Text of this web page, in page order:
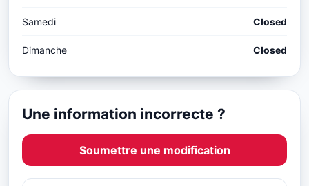
Samedi Closed
Dimanche Closed
Une information incorrecte ?
Soumettre une modification